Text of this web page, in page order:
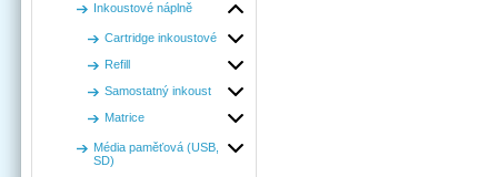
Inkoustové náplně
Cartridge inkoustové
Refill
Samostatný inkoust
Matrice
Média paměťová (USB,
SD)